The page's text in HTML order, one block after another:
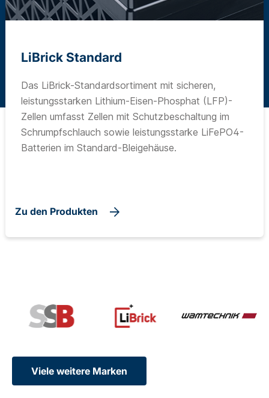
LiBrick Standard
Das LiBrick-Standardsortiment mit sicheren,
leistungsstarken Lithium-Eisen-Phosphat (LFP)-
Zellen umfasst Zellen mit Schutzbeschaltung im
Schrumpfschlauch sowie leistungsstarke LiFePO4-
Batterien im Standard-Bleigehäuse.
Zu den Produkten
Viele weitere Marken